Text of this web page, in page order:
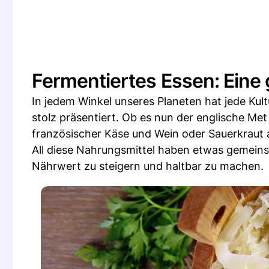
Fermentiertes Essen:
In jedem Winkel unseres Planeten hat jede
stolz präsentiert. Ob es nun der englische
französischer Käse und Wein oder Sauerkraut
All diese Nahrungsmittel haben etwas
Nährwert zu steigern und haltbar zu machen.